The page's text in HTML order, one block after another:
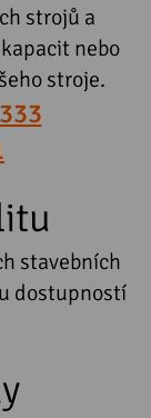
strojů a
nebo
stroje.
stavebních
dostupností